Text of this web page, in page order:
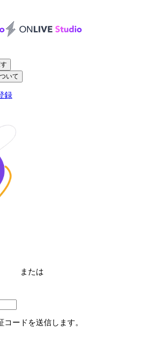
いて
録
または
ードを送信します。